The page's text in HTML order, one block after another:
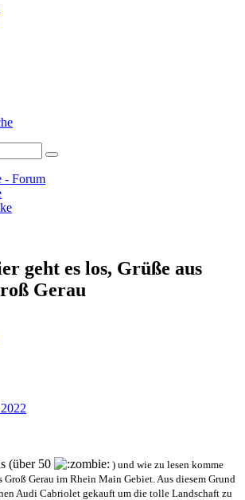
- Forum
geht es los, Grüße aus
Gerau
(über 50
) und wie zu lesen komme
Groß Gerau im Rhein Main Gebiet. Aus diesem Grund
Audi Cabriolet gekauft um die tolle Landschaft zu